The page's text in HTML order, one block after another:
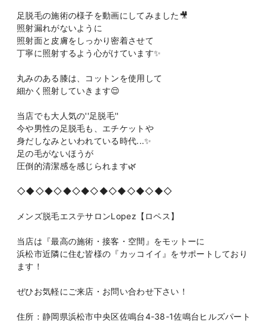
足脱毛の施術の様子を動画にしてみました🎥
照射漏れがないように
照射面と皮膚をしっかり密着させて
丁寧に照射するよう心がけています✨
丸みのある膝は、コットンを使用して
細かく照射していきます😌
当店でも大人気の''足脱毛''
今や男性の足脱毛も、エチケットや
身だしなみといわれている時代...✨
足の毛がないほうが
圧倒的清潔感を感じられます🌿
◇◆◇◆◇◆◇◆◇◆◇◆◇◆◇◆◇
メンズ脱毛エステサロンLopez【ロペス】
当店は『最高の施術・接客・空間』をモットーに
浜松市近隣に住む皆様の『カッコイイ』をサポートしており
ます！
ぜひお気軽にご来店・お問い合わせ下さい！
住所：静岡県浜松市中央区佐鳴台4-38-1佐鳴台ヒルズパート